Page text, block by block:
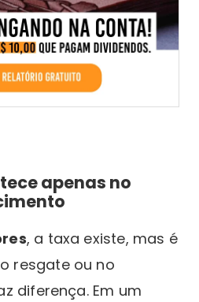
apenas no
, a taxa existe, mas é
resgate ou no
diferença. Em um